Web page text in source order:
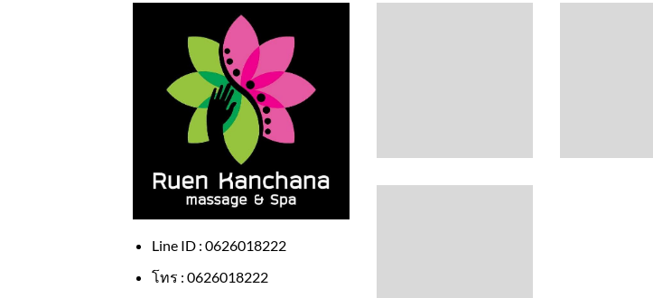
Line ID : 0626018222
โทร : 0626018222